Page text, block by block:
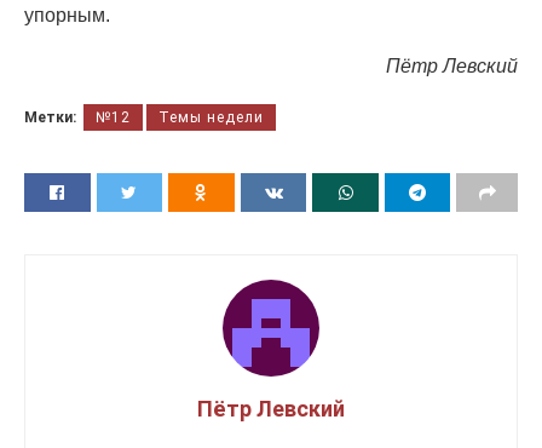
упорным.
Пётр Левский
Метки: №12 Темы недели
Пётр Левский